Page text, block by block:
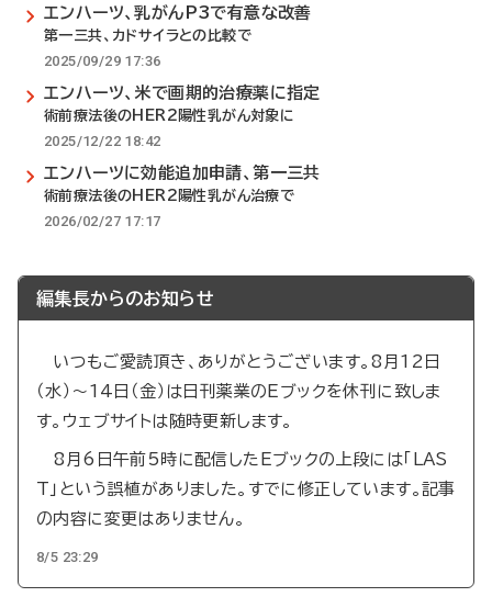
エンハーツ、乳がんP3で有意な改善
第一三共、カドサイラとの比較で
2025/09/29 17:36
エンハーツ、米で画期的治療薬に指定
術前療法後のHER2陽性乳がん対象に
2025/12/22 18:42
エンハーツに効能追加申請、第一三共
術前療法後のHER2陽性乳がん治療で
2026/02/27 17:17
編集長からのお知らせ
いつもご愛読頂き、ありがとうございます。8月12日
（水）～14日（金）は日刊薬業のEブックを休刊に致しま
す。ウェブサイトは随時更新します。
8月6日午前5時に配信したEブックの上段には「LAS
T」という誤植がありました。すでに修正しています。記事
の内容に変更はありません。
8/5 23:29